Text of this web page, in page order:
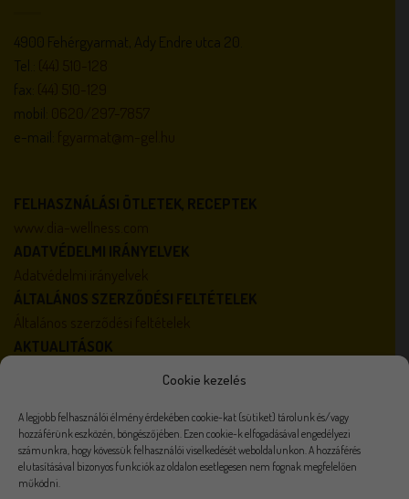
Cookie kezelés
A legjobb felhasználói élmény érdekében cookie-kat (sütiket) tárolunk és/vagy
hozzáférünk eszközén, böngészőjében. Ezen cookie-k elfogadásával engedélyezi
számunkra, hogy kövessük felhasználói viselkedését weboldalunkon. A hozzáférés
elutasításával bizonyos funkciók az oldalon esetlegesen nem fognak megfelelően
működni.
4900 Fehérgyarmat, Ady Endre utca 20.
Tel.:
fax:
mobil:
e-mail:
FELHASZNÁLÁSI ÖTLETEK, RECEPTEK
ADATVÉDELMI IRÁNYELVEK
ÁLTALÁNOS SZERZŐDÉSI FELTÉTELEK
AKTUALITÁSOK